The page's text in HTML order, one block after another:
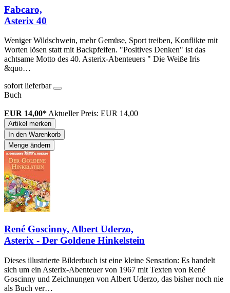
Fabcaro,
Asterix 40
Weniger Wildschwein, mehr Gemüse, Sport treiben, Konflikte mit
Worten lösen statt mit Backpfeifen. "Positives Denken" ist das
achtsame Motto des 40. Asterix-Abenteuers " Die Weiße Iris
&quo…
sofort lieferbar
Buch
EUR 14,00* Aktueller Preis: EUR 14,00
Artikel merken
In den Warenkorb
Menge ändern
René Goscinny, Albert Uderzo,
Asterix - Der Goldene Hinkelstein
Dieses illustrierte Bilderbuch ist eine kleine Sensation: Es handelt
sich um ein Asterix-Abenteuer von 1967 mit Texten von René
Goscinny und Zeichnungen von Albert Uderzo, das bisher noch nie
als Buch ver…